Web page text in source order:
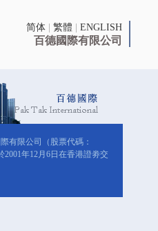
简体 繁體 ENGLISH
百德國際有限公司
限公司（股票代碼：
2001年12月6日在香港證劵交